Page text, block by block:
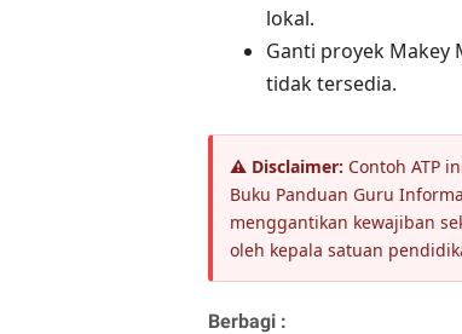
lokal.
Ganti proyek Makey
tidak tersedia.
⚠️ Disclaimer: Contoh ATP
Buku Panduan Guru
menggantikan kewajiban
oleh kepala satuan
Berbagi :